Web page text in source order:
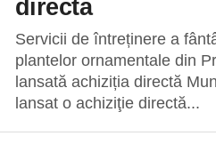
directă
Servicii de întreținere a
plantelor ornamentale din
lansată achiziția directă
lansat o achiziţie directă...